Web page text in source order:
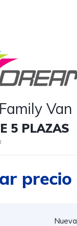
Van
5 PLAZAS
precio
Nueva